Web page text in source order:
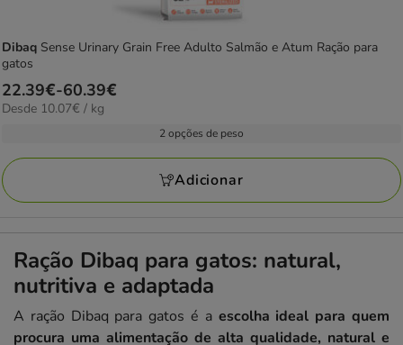
Dibaq Sense Urinary Grain Free Adulto Salmão e Atum Ração para
gatos
Preço
de
60.39€
22.39€-60.39€
10.07€
Desde 10.07€ / kg
2 opções de peso
Adicionar
Ração Dibaq para gatos: natural,
nutritiva e adaptada
A ração Dibaq para gatos é a escolha ideal para quem
procura uma alimentação de alta qualidade, natural e